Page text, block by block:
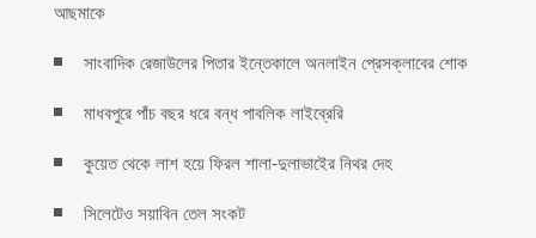
আছমাকে
সাংবাদিক রেজাউলের পিতার ইন্তেকালে অনলাইন প্রেসক্লাবের শোক
মাধবপুরে পাঁচ বছর ধরে বন্ধ পাবলিক লাইব্রেরি
কুয়েত থেকে লাশ হয়ে ফিরল শালা-দুলাভাইের নিথর দেহ
সিলেটেও সয়াবিন তেল সংকট